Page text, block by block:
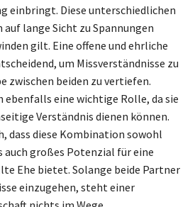
einbringt. Diese unterschiedlichen
lange Sicht zu Spannungen
gilt. Eine offene und ehrliche
um Missverständnisse zu
zwischen beiden zu vertiefen.
ebenfalls eine wichtige Rolle, da sie
Verständnis dienen können.
dass diese Kombination sowohl
auch großes Potenzial für eine
Ehe bietet. Solange beide Partner
einzugehen, steht einer